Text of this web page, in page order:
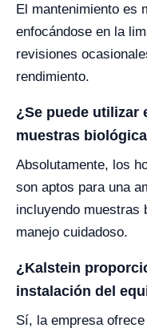
El mantenimiento es
enfocándose en la
revisiones
rendimiento.
¿Se puede utilizar
muestras
Absolutamente, los
son aptos para una
incluyendo muestras
manejo cuidadoso.
¿Kalstein
instalación del
Sí, la empresa